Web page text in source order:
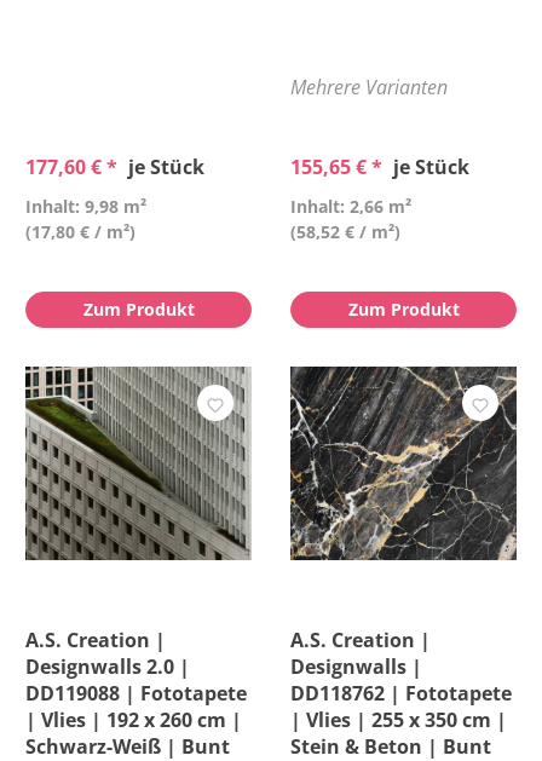
177,60 € * je Stück
Inhalt: 9,98 m²
(17,80 € / m²)
Zum Produkt
Mehrere Varianten
155,65 € * je Stück
Inhalt: 2,66 m²
(58,52 € / m²)
Zum Produkt
A.S. Creation |
Designwalls 2.0 |
DD119088 | Fototapete
| Vlies | 192 x 260 cm |
Schwarz-Weiß | Bunt
A.S. Creation |
Designwalls |
DD118762 | Fototapete
| Vlies | 255 x 350 cm |
Stein & Beton | Bunt